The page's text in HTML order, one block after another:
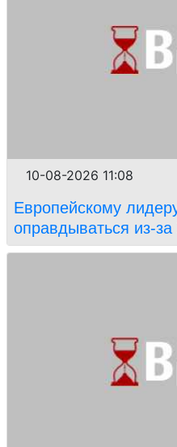
10-08-2026 11:08
Европейскому
оправдываться из-